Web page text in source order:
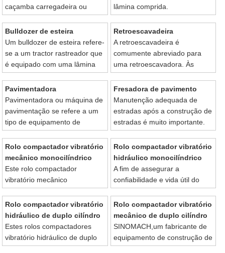
caçamba carregadeira ou
carregadeira frontal.
lâmina comprida.
Bulldozer de esteira
Um bulldozer de esteira refere-
se a um tractor rastreador que
é equipado com uma lâmina
niveladora.As funções das
lâminas de metal é empurrar
grandes quantidades de
materiais durante o trabalho.
Retroescavadeira
A retroescavadeira é
comumente abreviado para
uma retroescavadora. Às
vezes, as pessoas chamam-
lhe de retroescavadeira ou
simplesmente escavadeira.
Pavimentadora
Pavimentadora ou máquina de
pavimentação se refere a um
tipo de equipamento de
construção de
estradas,funcionando para
espalhar uniformemente
misturas de materiais de
pavimentação em estrada.
Fresadora de pavimento
Manutenção adequada de
estradas após a construção de
estradas é muito importante.
Rolo compactador vibratório
mecânico monocilíndrico
Este rolo compactador
vibratório mecânico
monocilíndrico é um rolo
vibratório pesado usado
principalmente em construção
do leito de estrada e outras
fundações.
Rolo compactador vibratório
hidráulico monocilíndrico
A fim de assegurar a
confiabilidade e vida útil do
produto,fabricamos nosso rolo
compactador vibratório
hidráulico monocilíndrico
usando componentes
selecionados de forma
selecionada.
Rolo compactador vibratório
hidráulico de duplo cilíndro
Estes rolos compactadores
vibratório hidráulico de duplo
cilíndro são projectados e
Rolo compactador vibratório
mecânico de duplo cilíndro
SINOMACH,um fabricante de
equipamento de construção de
estradas de renome,dispõe de